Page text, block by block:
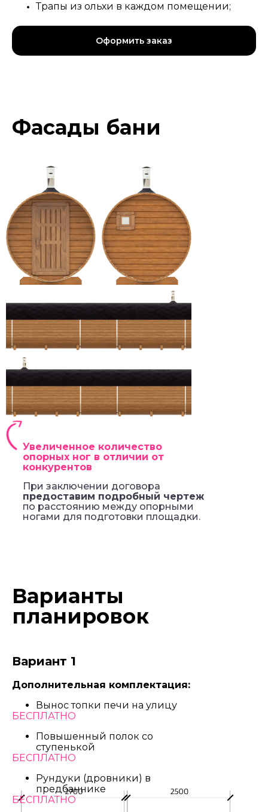
Трапы из ольхи в каждом помещении;
Оформить заказ
Фасады бани
При заключении договора
предоставим подробный чертеж
по расстоянию между опорными
ногами для подготовки площадки.
Увеличенное количество
опорных ног в отличии от
конкурентов
Варианты
планировок
Вариант 1
Дополнительная комплектация:
Вынос топки печи на улицу
БЕСПЛАТНО
Повышенный полок со
ступенькой
БЕСПЛАТНО
Рундуки (дровники) в
предбаннике
БЕСПЛАТНО